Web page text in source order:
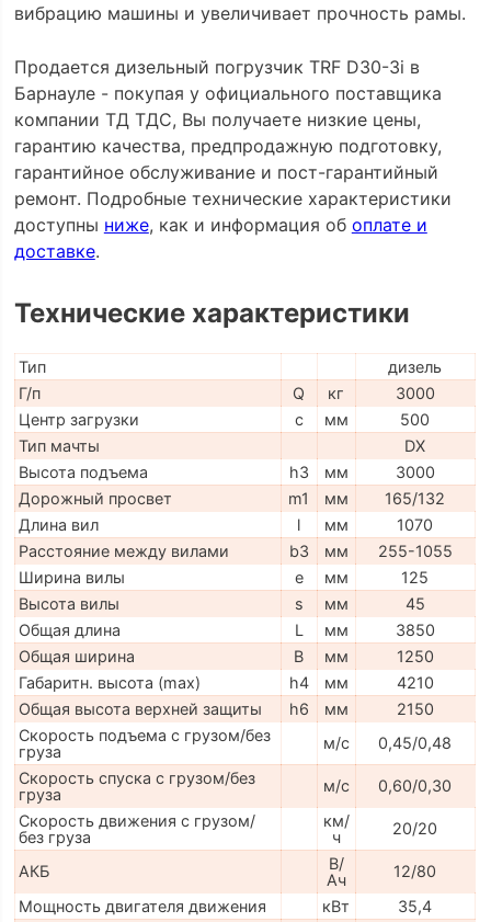
вибрацию машины и увеличивает прочность рамы.
Продается дизельный погрузчик TRF D30-3i в
Барнауле - покупая у официального поставщика
компании ТД ТДС, Вы получаете низкие цены,
гарантию качества, предпродажную подготовку,
гарантийное обслуживание и пост-гарантийный
ремонт. Подробные технические характеристики
доступны ниже, как и информация об оплате и
доставке.
Технические характеристики
Тип
дизель
Г/п
Q кг
3000
Центр загрузки
c мм
500
Тип мачты
DX
Высота подъема
h3 мм
3000
Дорожный просвет
m1 мм
165/132
Длина вил
l мм
1070
Расстояние между вилами
b3 мм
255-1055
Ширина вилы
e мм
125
Высота вилы
s мм
45
Общая длина
L мм
3850
Общая ширина
B мм
1250
Габаритн. высота (max)
h4 мм
4210
Общая высота верхней защиты
h6 мм
2150
Скорость подъема с грузом/без
груза
м/с
0,45/0,48
Скорость спуска с грузом/без
груза
м/с
0,60/0,30
Скорость движения с грузом/
без груза
км/
ч
20/20
АКБ
В/
Ач
12/80
Мощность двигателя движения
кВт
35,4